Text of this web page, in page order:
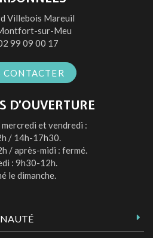
compte
Twitter
compte
Instagram
chaîne
Youtube
Villebois Mareuil
sur-Meu
99 09 00 17
CONTACTER
D’OUVERTURE
mercredi et vendredi :
/ 14h-17h30.
/ après-midi : fermé.
: 9h30-12h.
le dimanche.